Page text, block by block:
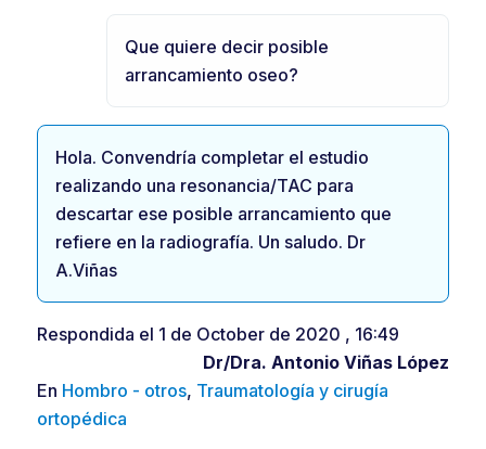
Que quiere decir posible
arrancamiento oseo?
Hola. Convendría completar el estudio
realizando una resonancia/TAC para
descartar ese posible arrancamiento que
refiere en la radiografía. Un saludo. Dr
A.Viñas
Respondida el 1 de October de 2020 , 16:49
Dr/Dra. Antonio Viñas López
En Hombro - otros, Traumatología y cirugía
ortopédica